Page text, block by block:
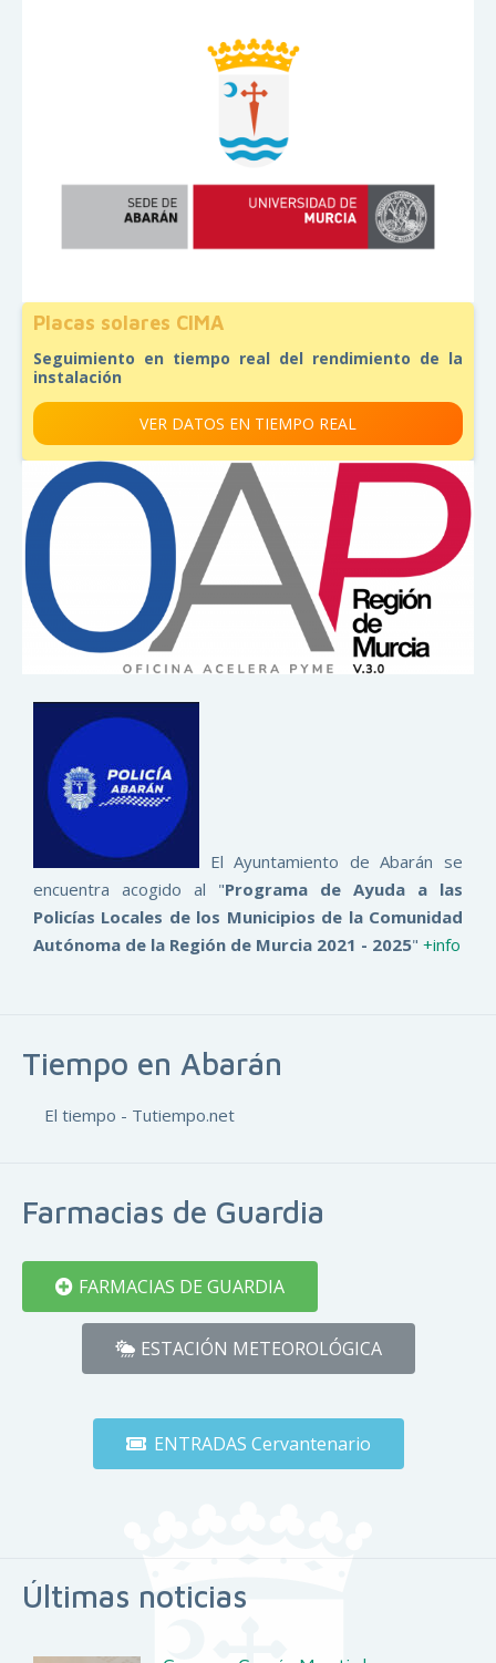
Placas solares CIMA
Seguimiento en tiempo real del rendimiento de la
instalación
VER DATOS EN TIEMPO REAL
El Ayuntamiento de Abarán se
encuentra acogido al "Programa de Ayuda a las
Policías Locales de los Municipios de la Comunidad
Autónoma de la Región de Murcia 2021 - 2025" +info
Tiempo en Abarán
El tiempo - Tutiempo.net
Farmacias de Guardia
FARMACIAS DE GUARDIA
ESTACIÓN METEOROLÓGICA
ENTRADAS Cervantenario
Últimas noticias